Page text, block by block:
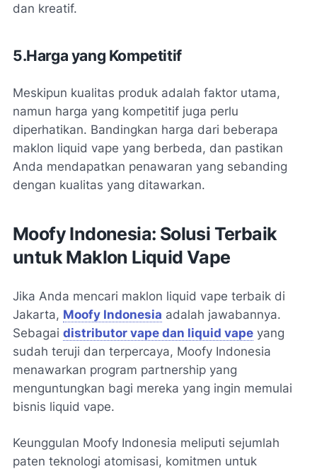
dan kreatif.
5.Harga yang Kompetitif
Meskipun kualitas produk adalah faktor utama,
namun harga yang kompetitif juga perlu
diperhatikan. Bandingkan harga dari beberapa
maklon liquid vape yang berbeda, dan pastikan
Anda mendapatkan penawaran yang sebanding
dengan kualitas yang ditawarkan.
Moofy Indonesia: Solusi Terbaik
untuk Maklon Liquid Vape
Jika Anda mencari maklon liquid vape terbaik di
Jakarta, Moofy Indonesia adalah jawabannya.
Sebagai distributor vape dan liquid vape yang
sudah teruji dan terpercaya, Moofy Indonesia
menawarkan program partnership yang
menguntungkan bagi mereka yang ingin memulai
bisnis liquid vape.
Keunggulan Moofy Indonesia meliputi sejumlah
paten teknologi atomisasi, komitmen untuk